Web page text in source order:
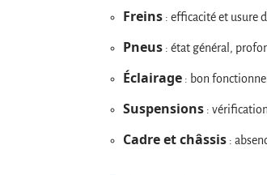
Freins : efficacité et usure
Pneus : état général,
Éclairage : bon
Suspensions :
Cadre et châssis :